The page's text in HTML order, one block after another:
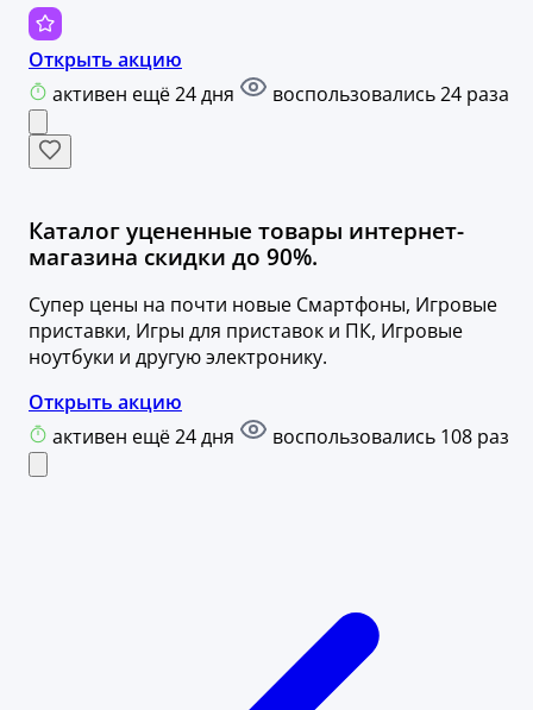
Открыть акцию
активен ещё 24 дня
воспользовались 24 раза
Каталог уцененные товары интернет-
магазина скидки до 90%.
Супер цены на почти новые Смартфоны, Игровые
приставки, Игры для приставок и ПК, Игровые
ноутбуки и другую электронику.
Открыть акцию
активен ещё 24 дня
воспользовались 108 раз